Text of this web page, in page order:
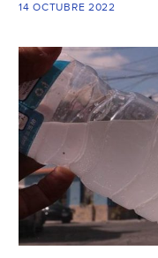
14 OCTUBRE 2022